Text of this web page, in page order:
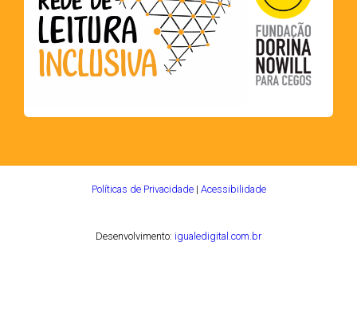
Políticas de Privacidade| Acessibilidade
Desenvolvimento: igualedigital.com.br